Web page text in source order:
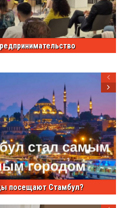
посещают Стамбул?